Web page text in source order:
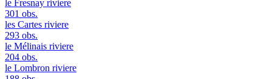
le Fresnay riviere
301 obs.
les Cartes riviere
293 obs.
le Mélinais riviere
204 obs.
le Lombron riviere